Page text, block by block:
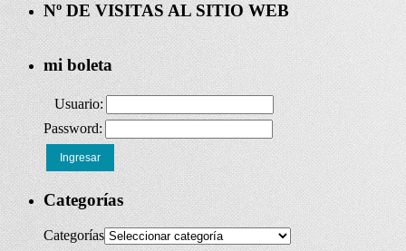
Nº DE VISITAS AL SITIO WEB
mi boleta
Usuario:
Password:
Ingresar
Categorías
Categorías